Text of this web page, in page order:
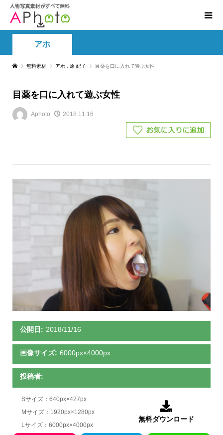
アホ
無料素材 アホ 原 紀子 目薬を口に入れて遊ぶ女性
目薬を口に入れて遊ぶ女性
Aphoto 2018.11.16
公開日: 2018/11/16
画像サイズ: 6000px×4000px
投稿者:
Sサイズ：640px×427px
Mサイズ：1920px×1280px
Lサイズ：6000px×4000px

無料ダウンロード